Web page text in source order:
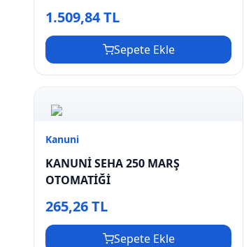
1.509,84 TL
Sepete Ekle
Kanuni
KANUNİ SEHA 250 MARŞ
OTOMATİĞİ
265,26 TL
Sepete Ekle